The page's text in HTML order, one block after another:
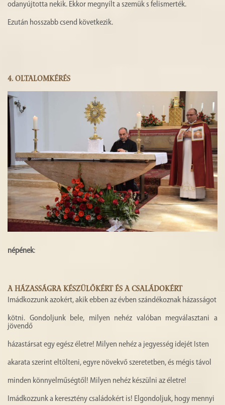
odanyújtotta nekik. Ekkor megnyílt a szemük s felismerték.
Ezután hosszabb csend következik.
4.OLTALOMKÉRÉS
népének:
A HÁZASSÁGRA KÉSZÜLŐKÉRT ÉS A CSALÁDOKÉRT
Imádkozzunk azokért, akik ebben az évben szándékoznak házasságot
kötni. Gondoljunk bele, milyen nehéz valóban megválasztani a
jövendő
házastársat egy egész életre! Milyen nehéz a jegyesség idejét Isten
akarata szerint eltölteni, egyre növekvő szeretetben, és mégis távol
minden könnyelműségtől! Milyen nehéz készülni az életre!
Imádkozzunk a keresztény családokért is! Elgondoljuk, hogy mennyi